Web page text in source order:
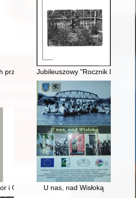
przełożonych, którzy głosili wam słowo
Jubileuszowy "Rocznik
i Gerard Labuda jako badacze historii
U nas, nad Wisłoką